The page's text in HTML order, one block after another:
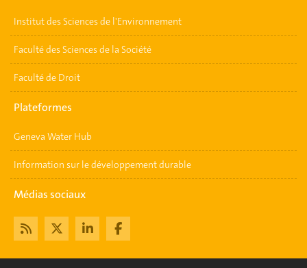
Institut des Sciences de l'Environnement
Faculté des Sciences de la Société
Faculté de Droit
Plateformes
Geneva Water Hub
Information sur le développement durable
Médias sociaux